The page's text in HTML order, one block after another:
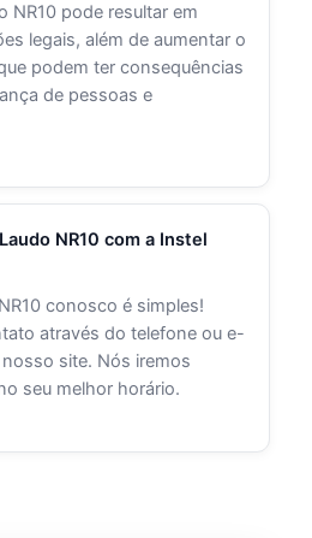
NR10 pode resultar em
legais, além de aumentar o
podem ter consequências
de pessoas e
NR10 com a Instel
conosco é simples!
através do telefone ou e-
site. Nós iremos
seu melhor horário.